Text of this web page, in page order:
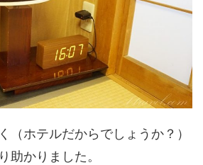
（ホテルだからでしょうか？）
助かりました。